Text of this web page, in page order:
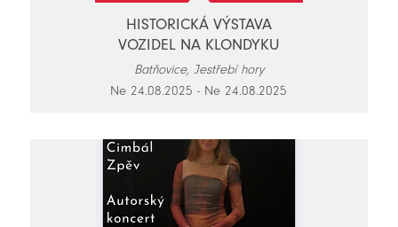
HISTORICKÁ VÝSTAVA
VOZIDEL NA KLONDYKU
Batňovice, Jestřebí hory
Ne 24.08.2025 - Ne 24.08.2025